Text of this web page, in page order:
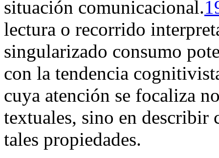
situación comunicacional.
lectura o recorrido
singularizado consumo
con la tendencia
cuya atención se focaliza
textuales, sino en describir
tales propiedades.